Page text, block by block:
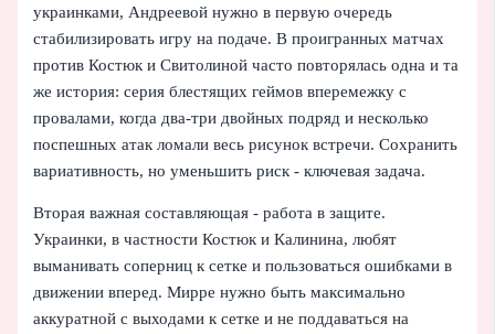
украинками, Андреевой нужно в первую очередь
стабилизировать игру на подаче. В проигранных матчах
против Костюк и Свитолиной часто повторялась одна и та
же история: серия блестящих геймов вперемежку с
провалами, когда два-три двойных подряд и несколько
поспешных атак ломали весь рисунок встречи. Сохранить
вариативность, но уменьшить риск - ключевая задача.
Вторая важная составляющая - работа в защите.
Украинки, в частности Костюк и Калинина, любят
выманивать соперниц к сетке и пользоваться ошибками в
движении вперед. Мирре нужно быть максимально
аккуратной с выходами к сетке и не поддаваться на